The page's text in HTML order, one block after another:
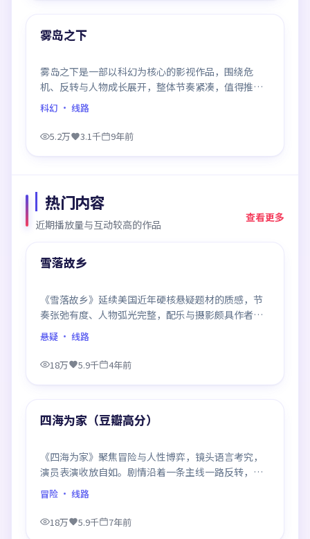
最新
雾岛之下
雾岛之下是一部以科幻为核心的影视作品，围绕危
机、反转与人物成长展开，整体节奏紧凑，值得推荐
观看。
科幻 · 线路
5.2万 3.1千 9年前
热门内容
近期播放量与互动较高的作品
查看更多
热门
99:31
雪落故乡
《雪落故乡》延续美国近年硬核悬疑题材的质感，节
奏张弛有度、人物弧光完整，配乐与摄影颇具作者风
格，是一部值得逐帧细看的诚意之作。
悬疑 · 线路
18万 5.9千 4年前
热门
四海为家（豆瓣高分）
《四海为家》聚焦冒险与人性博弈，镜头语言考究，
演员表演收放自如。剧情沿着一条主线一路反转，每
次揭晓都重塑前情认知，悬念感拉满。
冒险 · 线路
18万 5.9千
7年前